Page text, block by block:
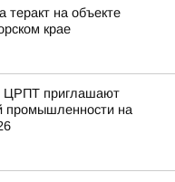
на объекте
крае
ЦРПТ приглашают
промышленности на